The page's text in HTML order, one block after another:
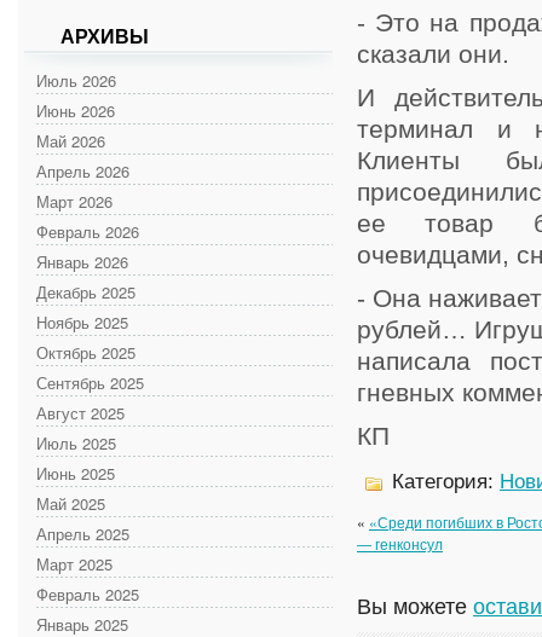
АРХИВЫ
Июль 2026
Июнь 2026
Май 2026
Апрель 2026
Март 2026
Февраль 2026
Январь 2026
Декабрь 2025
Ноябрь 2025
Октябрь 2025
Сентябрь 2025
Август 2025
Июль 2025
Июнь 2025
Май 2025
Апрель 2025
Март 2025
Февраль 2025
Январь 2025
- Это на
сказали они.
И
терминал и
Клиенты
ее товар
очевидцами,
- Она
рублей…
написала
гневных
КП
Категория:
« «Среди погибших в
— генконсул
Вы можете